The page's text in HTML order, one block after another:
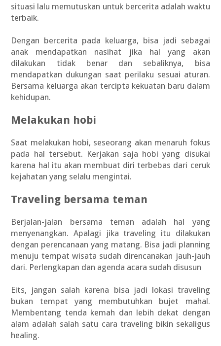
situasi lalu memutuskan untuk bercerita adalah waktu
terbaik.
Dengan bercerita pada keluarga, bisa jadi sebagai
anak mendapatkan nasihat jika hal yang akan
dilakukan tidak benar dan sebaliknya, bisa
mendapatkan dukungan saat perilaku sesuai aturan.
Bersama keluarga akan tercipta kekuatan baru dalam
kehidupan.
Melakukan hobi
Saat melakukan hobi, seseorang akan menaruh fokus
pada hal tersebut. Kerjakan saja hobi yang disukai
karena hal itu akan membuat diri terbebas dari ceruk
kejahatan yang selalu mengintai.
Traveling bersama teman
Berjalan-jalan bersama teman adalah hal yang
menyenangkan. Apalagi jika traveling itu dilakukan
dengan perencanaan yang matang. Bisa jadi planning
menuju tempat wisata sudah direncanakan jauh-jauh
dari. Perlengkapan dan agenda acara sudah disusun
Eits, jangan salah karena bisa jadi lokasi traveling
bukan tempat yang membutuhkan bujet mahal.
Membentang tenda kemah dan lebih dekat dengan
alam adalah salah satu cara traveling bikin sekaligus
healing.